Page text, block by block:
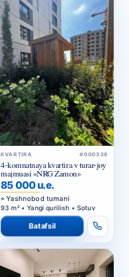
KVARTIRA #000336
4-komnatnaya kvartira v turar-joy
majmuasi «NRG Zamon»
85 000 u.e.
Yashnobod tumani
93 m² • Yangi qurilish • Sotuv
Batafsil